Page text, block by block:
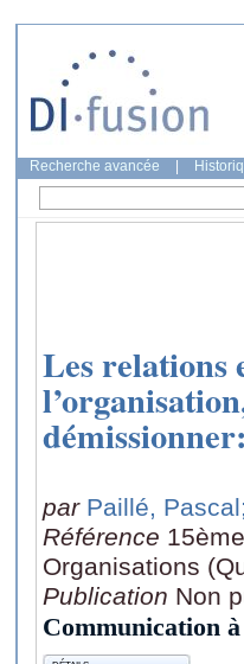
Recherche avancée
Les relations
par Paillé, Pascal
Référence
Organisations
Publication Non
Communication